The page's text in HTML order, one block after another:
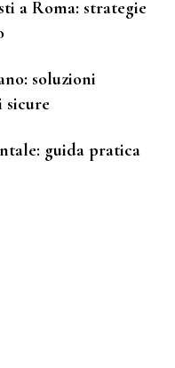
a Roma: strategie
soluzioni
sicure
guida pratica